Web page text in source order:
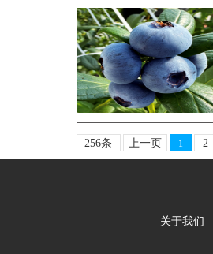
256条 上一页 1 2
关于我们